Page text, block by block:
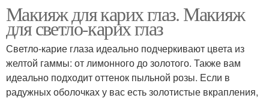
Макияж для карих глаз. Макияж
для светло-карих глаз
Светло-карие глаза идеально подчеркивают цвета из
желтой гаммы: от лимонного до золотого. Также вам
идеально подходит оттенок пыльной розы. Если в
радужных оболочках у вас есть золотистые вкрапления,